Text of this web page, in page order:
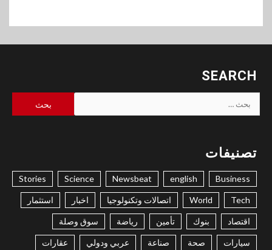
SEARCH
البحث
عن:
تصنيفات
Business
english
Newsbeat
Science
Stories
Tech
World اتصالات وتكنولوجيا اخبار استثمار
اقتصاد بنوك تأمين رياضة سوق وصلة
سيارات صحة صناعة عربي ودولي عقارات